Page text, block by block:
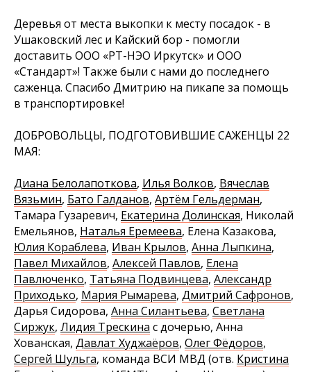
Деревья от места выкопки к месту посадок - в
Ушаковский лес и Кайский бор - помогли
доставить ООО «РТ-НЭО Иркутск» и ООО
«Стандарт»! Также были с нами до последнего
саженца. Спасибо Дмитрию на пикапе за помощь
в транспортировке!
ДОБРОВОЛЬЦЫ, ПОДГОТОВИВШИЕ САЖЕНЦЫ 22
МАЯ:
Диана Белолапоткова, Илья Волков, Вячеслав
Вязьмин, Бато Галданов, Артём Гельдерман,
Тамара Гузаревич, Екатерина Долинская, Николай
Емельянов, Наталья Еремеева, Елена Казакова,
Юлия Кораблева, Иван Крылов, Анна Лыпкина,
Павел Михайлов, Алексей Павлов, Елена
Павлюченко, Татьяна Подвинцева, Александр
Приходько, Мария Рымарева, Дмитрий Сафронов,
Дарья Сидорова, Анна Силантьева, Светлана
Сиржук, Лидия Трескина с дочерью, Анна
Хованская, Давлат Худжаёров, Олег Фёдоров,
Сергей Шульга, команда ВСИ МВД (отв. Кристина